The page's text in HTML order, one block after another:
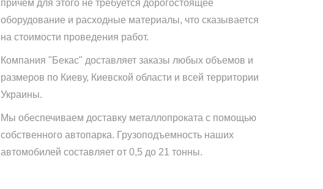
причём для этого не требуется дорогостоящее
оборудование и расходные материалы, что сказывается
на стоимости проведения работ.
Компания "Бекас" доставляет заказы любых объемов и
размеров по Киеву, Киевской области и всей территории
Украины.
Мы обеспечиваем доставку металлопроката с помощью
собственного автопарка. Грузоподъемность наших
автомобилей составляет от 0,5 до 21 тонны.